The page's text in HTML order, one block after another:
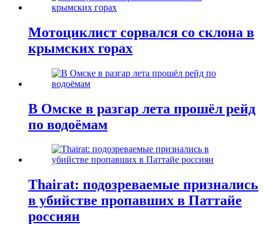
Мотоциклист сорвался со склона в
крымских горах
В Омске в разгар лета прошёл рейд
по водоёмам
Thairat: подозреваемые признались
в убийстве пропавших в Паттайе
россиян